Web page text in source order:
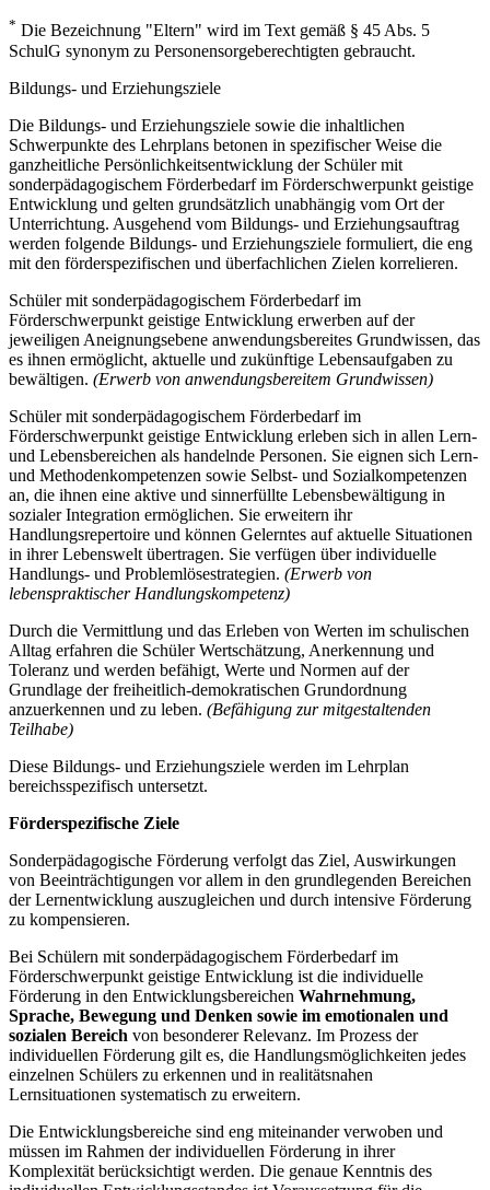
* Die Bezeichnung "Eltern" wird im Text gemäß § 45 Abs. 5
SchulG synonym zu Personensorgeberechtigten gebraucht.
Bildungs- und Erziehungsziele
Die Bildungs- und Erziehungsziele sowie die inhaltlichen
Schwerpunkte des Lehrplans betonen in spezifischer Weise die
ganzheitliche Persönlichkeitsentwicklung der Schüler mit
sonderpädagogischem Förderbedarf im Förderschwerpunkt geistige
Entwicklung und gelten grundsätzlich unabhängig vom Ort der
Unterrichtung. Ausgehend vom Bildungs- und Erziehungsauftrag
werden folgende Bildungs- und Erziehungsziele formuliert, die eng
mit den förderspezifischen und überfachlichen Zielen korrelieren.
Schüler mit sonderpädagogischem Förderbedarf im
Förderschwerpunkt geistige Entwicklung erwerben auf der
jeweiligen Aneignungsebene anwendungsbereites Grundwissen, das
es ihnen ermöglicht, aktuelle und zukünftige Lebensaufgaben zu
bewältigen. (Erwerb von anwendungsbereitem Grundwissen)
Schüler mit sonderpädagogischem Förderbedarf im
Förderschwerpunkt geistige Entwicklung erleben sich in allen Lern-
und Lebensbereichen als handelnde Personen. Sie eignen sich Lern-
und Methodenkompetenzen sowie Selbst- und Sozialkompetenzen
an, die ihnen eine aktive und sinnerfüllte Lebensbewältigung in
sozialer Integration ermöglichen. Sie erweitern ihr
Handlungsrepertoire und können Gelerntes auf aktuelle Situationen
in ihrer Lebenswelt übertragen. Sie verfügen über individuelle
Handlungs- und Problemlösestrategien. (Erwerb von
lebenspraktischer Handlungskompetenz)
Durch die Vermittlung und das Erleben von Werten im schulischen
Alltag erfahren die Schüler Wertschätzung, Anerkennung und
Toleranz und werden befähigt, Werte und Normen auf der
Grundlage der freiheitlich-demokratischen Grundordnung
anzuerkennen und zu leben. (Befähigung zur mitgestaltenden
Teilhabe)
Diese Bildungs- und Erziehungsziele werden im Lehrplan
bereichsspezifisch untersetzt.
Förderspezifische Ziele
Sonderpädagogische Förderung verfolgt das Ziel, Auswirkungen
von Beeinträchtigungen vor allem in den grundlegenden Bereichen
der Lernentwicklung auszugleichen und durch intensive Förderung
zu kompensieren.
Bei Schülern mit sonderpädagogischem Förderbedarf im
Förderschwerpunkt geistige Entwicklung ist die individuelle
Förderung in den Entwicklungsbereichen Wahrnehmung,
Sprache, Bewegung und Denken sowie im emotionalen und
sozialen Bereich von besonderer Relevanz. Im Prozess der
individuellen Förderung gilt es, die Handlungsmöglichkeiten jedes
einzelnen Schülers zu erkennen und in realitätsnahen
Lernsituationen systematisch zu erweitern.
Die Entwicklungsbereiche sind eng miteinander verwoben und
müssen im Rahmen der individuellen Förderung in ihrer
Komplexität berücksichtigt werden. Die genaue Kenntnis des